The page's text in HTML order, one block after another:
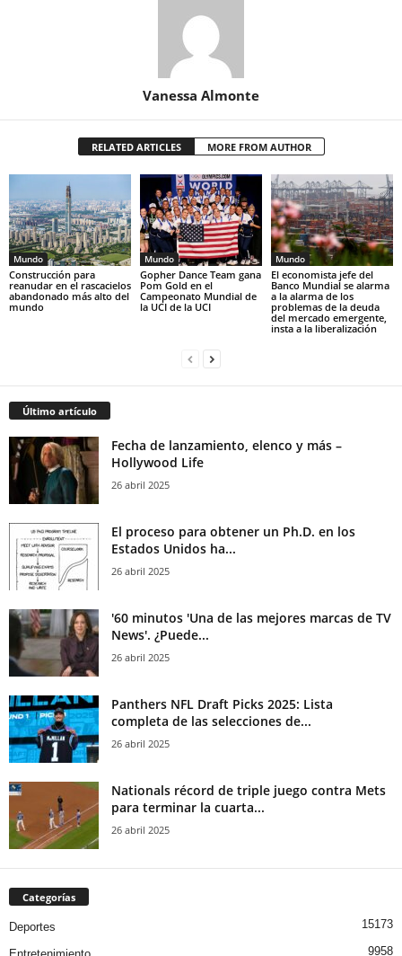
Vanessa Almonte
RELATED ARTICLES MORE FROM AUTHOR
Mundo
Construcción para
reanudar en el rascacielos
abandonado más alto del
mundo
Mundo
Gopher Dance Team gana
Pom Gold en el
Campeonato Mundial de
la UCI de la UCI
Mundo
El economista jefe del
Banco Mundial se alarma
a la alarma de los
problemas de la deuda
del mercado emergente,
insta a la liberalización
Último artículo
Fecha de lanzamiento, elenco y más –
Hollywood Life
26 abril 2025
El proceso para obtener un Ph.D. en los
Estados Unidos ha...
26 abril 2025
'60 minutos 'Una de las mejores marcas de TV
News'. ¿Puede...
26 abril 2025
Panthers NFL Draft Picks 2025: Lista
completa de las selecciones de...
26 abril 2025
Nationals récord de triple juego contra Mets
para terminar la cuarta...
26 abril 2025
Categorías
Deportes 15173
9958